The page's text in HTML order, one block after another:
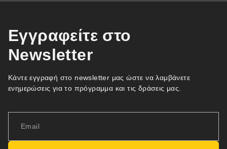
Εγγραφείτε στο
Newsletter
Κάντε εγγραφή στο newsletter μας ώστε να λαμβάνετε
ενημερώσεις για το πρόγραμμα και τις δράσεις μας.